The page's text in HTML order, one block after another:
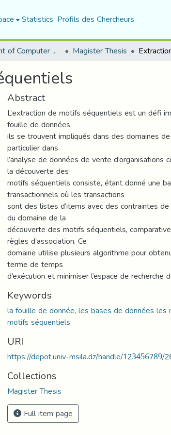
Statistics Profils des Chercheurs
Department of Computer Science Magister Thesis
Abstract
L’extraction de motifs séquentiels est un défi
fouille de données,
ils se trouvent impliqués dans des domaines
particulier dans
l’analyse de données de vente d’organisations
la découverte des
motifs séquentiels consiste, étant donné une
transactionnels où les transactions
sont des listes d’items avec des contraintes
du domaine de la
découverte des motifs séquentiels,
règles d’association. Ce
domaine utilise plusieurs algorithme pour
terme de temps
d’exécution et minimiser l’espace de recherche
Keywords
la fouille de donnée, les bases de données les
motifs séquentiels.
URI
https://depot.univ-msila.dz/handle/123456789/
Collections
Magister Thesis
Full item page